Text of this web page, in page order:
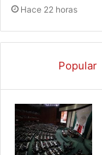
Hace 22 horas
Popular